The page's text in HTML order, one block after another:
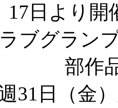
17日より開
ラブグラン
部作
31日（金